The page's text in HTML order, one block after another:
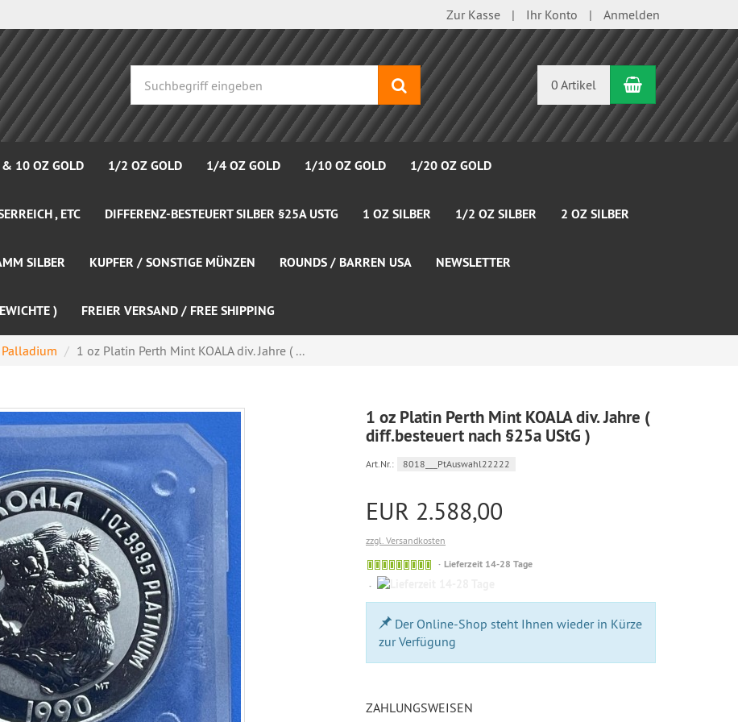
Zur Kasse Ihr Konto Anmelden
Suchen 0 Artikel Warenkorb
10 OZ GOLD 1/2 OZ GOLD 1/4 OZ GOLD 1/10 OZ GOLD 1/20 OZ GOLD
, ETC DIFFERENZ-BESTEUERT SILBER §25A USTG 1 OZ SILBER 1/2 OZ SILBER 2 OZ SILBER
SILBER KUPFER / SONSTIGE MÜNZEN ROUNDS / BARREN USA NEWSLETTER
) FREIER VERSAND / FREE SHIPPING
1 oz Platin Perth Mint KOALA div. Jahre ( ...
1 oz Platin Perth Mint KOALA div. Jahre (
diff.besteuert nach §25a UStG )
Art.Nr.: 8018___PtAuswahl22222
EUR 2.588,00
zzgl. Versandkosten
Bestellung
Lieferzeit 14-28 Tage
Der Online-Shop steht Ihnen wieder in Kürze
zur Verfügung
ZAHLUNGSWEISEN